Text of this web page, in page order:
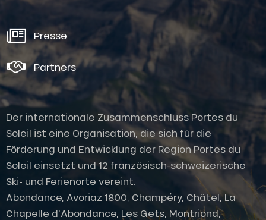
Presse
Partners
Der internationale Zusammenschluss Portes du
Soleil ist eine Organisation, die sich für die
Förderung und Entwicklung der Region Portes du
Soleil einsetzt und 12 französisch-schweizerische
Ski- und Ferienorte vereint.
Abondance, Avoriaz 1800, Champéry, Châtel, La
Chapelle d'Abondance, Les Gets, Montriond,